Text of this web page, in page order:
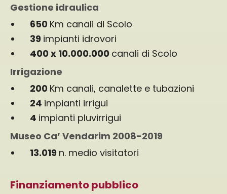
Gestione idraulica
650 Km canali di Scolo
39 impianti idrovori
400 x 10.000.000 canali di Scolo
Irrigazione
200 Km canali, canalette e tubazioni
24 impianti irrigui
4 impianti pluvirrigui
Museo Ca’ Vendarim 2008-2019
13.019 n. medio visitatori
Finanziamento pubblico